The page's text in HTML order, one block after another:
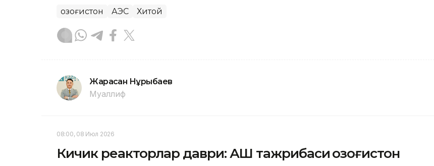
Қозоғистон АЭС Хитой
Жарасқан Нұрыбаев
Муаллиф
08:00, 08 Июл 2026
Кичик реакторлар даври: АҚШ тажрибаси Қозоғистон